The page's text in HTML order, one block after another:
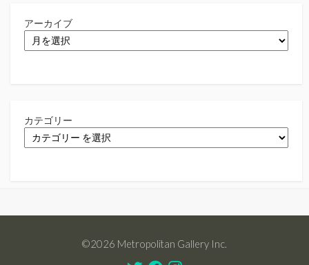
アーカイブ
カテゴリー
©2026 Metropolitan Gallery Inc.